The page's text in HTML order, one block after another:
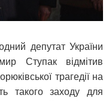
депутат України
Ступак відмітив
трагедії на
такого заходу для